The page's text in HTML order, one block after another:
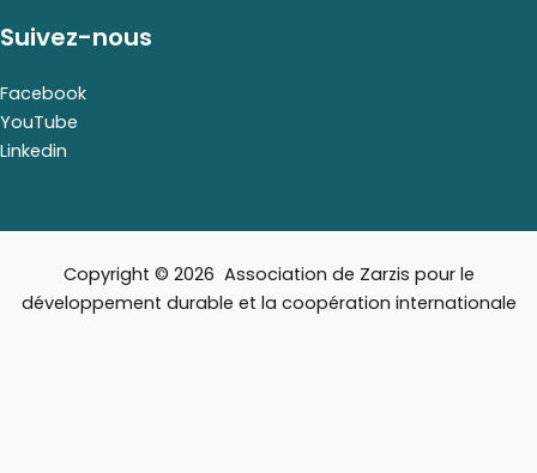
Suivez-nous
Facebook
YouTube
Linkedin
Copyright © 2026 Association de Zarzis pour le
développement durable et la coopération internationale